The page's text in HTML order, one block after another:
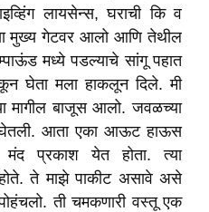
लायसेन्स, घराची कि व
मुख्य गेटवर आलो आणि तेथील
मध्ये पडल्याचे सांगू पहात
घेता मला हाकलून दिले. मी
मागील बाजूस आलो. जवळच्या
घेतली. आता एका आऊट हाऊस
प्रकाश येत होता. त्या
ते माझे पाकीट असावे असे
ती चमकणारी वस्तू एक